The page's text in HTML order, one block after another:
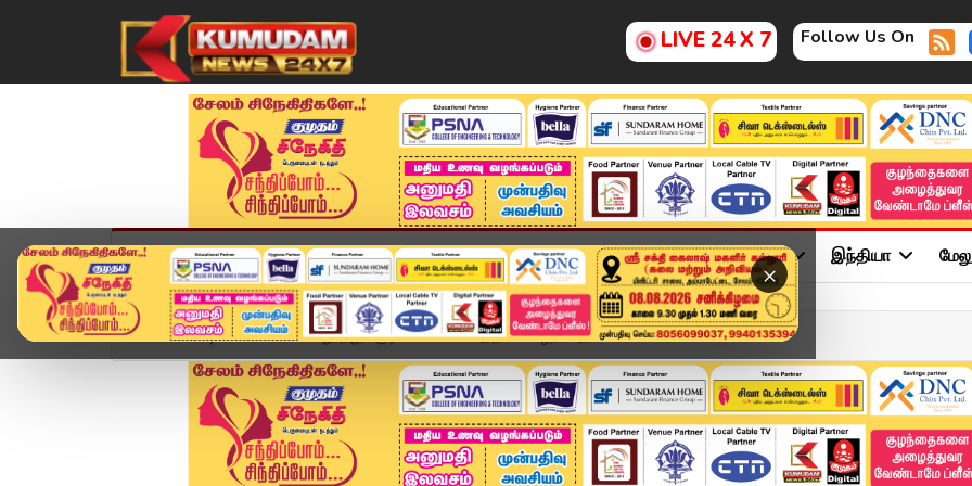
LIVE 24 X 7 Follow Us On
×
முகப்பு விளையாட்டு அண்மை தமிழ்நாடு சினிமா அரசியல் விளையாட்டு இந்தியா
Home வீடியோ ஸ்டோரி தூத்துக்குடி பள்ளி வளாகத்தில் மழைநீர் தேக்கம் –...